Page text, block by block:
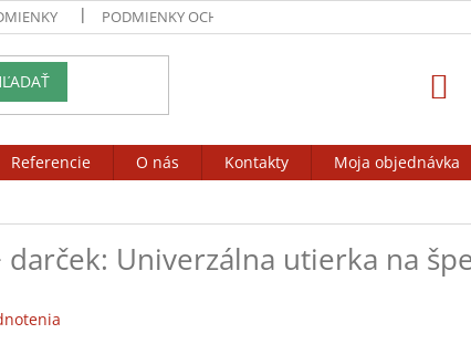
PODMIENKY OCHRANY OSOBNÝCH ÚDAJOV
Referencie O nás Kontakty
Moja objednávka
darček: Univerzálna utierka na